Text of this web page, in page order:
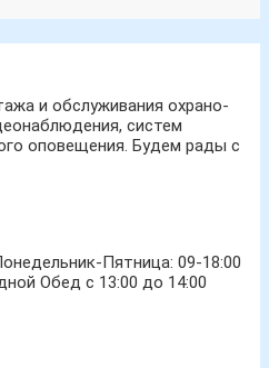
и обслуживания охрано-
систем
оповещения. Будем рады с
Пятница: 09-18:00
Обед с 13:00 до 14:00